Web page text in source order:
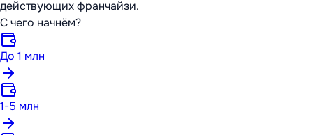
действующих франчайзи.
С чего начнём?
До 1 млн
1-5 млн